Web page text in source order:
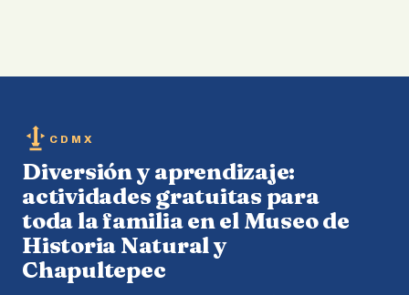
CDMX
Diversión y aprendizaje:
actividades gratuitas para
toda la familia en el Museo de
Historia Natural y
Chapultepec